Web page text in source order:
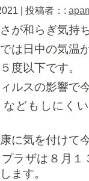
| 投稿者：:
が和らぎ気持
は日中の気温
度以下です。
ルスの影響で
などもしにく
に気を付けて
ラザは８月
ます。